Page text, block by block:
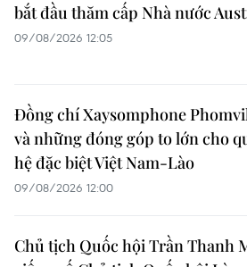
bắt đầu thăm cấp Nhà nước
09/08/2026 12:05
Đồng chí Xaysomphone
và những đóng góp to lớn cho
hệ đặc biệt Việt Nam-Lào
09/08/2026 12:00
Chủ tịch Quốc hội Trần Thanh